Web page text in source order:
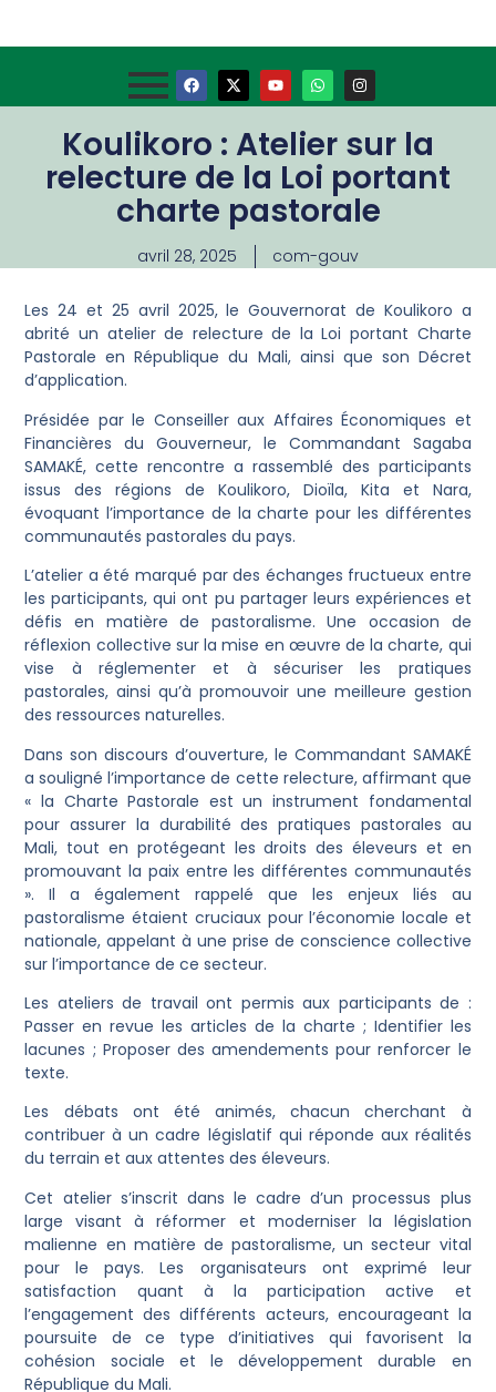
Koulikoro : Atelier sur la
relecture de la Loi portant
charte pastorale
avril 28, 2025 com-gouv
Les 24 et 25 avril 2025, le Gouvernorat de Koulikoro a
abrité un atelier de relecture de la Loi portant Charte
Pastorale en République du Mali, ainsi que son Décret
d’application.
Présidée par le Conseiller aux Affaires Économiques et
Financières du Gouverneur, le Commandant Sagaba
SAMAKÉ, cette rencontre a rassemblé des participants
issus des régions de Koulikoro, Dioïla, Kita et Nara,
évoquant l’importance de la charte pour les différentes
communautés pastorales du pays.
L’atelier a été marqué par des échanges fructueux entre
les participants, qui ont pu partager leurs expériences et
défis en matière de pastoralisme. Une occasion de
réflexion collective sur la mise en œuvre de la charte, qui
vise à réglementer et à sécuriser les pratiques
pastorales, ainsi qu’à promouvoir une meilleure gestion
des ressources naturelles.
Dans son discours d’ouverture, le Commandant SAMAKÉ
a souligné l’importance de cette relecture, affirmant que
« la Charte Pastorale est un instrument fondamental
pour assurer la durabilité des pratiques pastorales au
Mali, tout en protégeant les droits des éleveurs et en
promouvant la paix entre les différentes communautés
». Il a également rappelé que les enjeux liés au
pastoralisme étaient cruciaux pour l’économie locale et
nationale, appelant à une prise de conscience collective
sur l’importance de ce secteur.
Les ateliers de travail ont permis aux participants de :
Passer en revue les articles de la charte ; Identifier les
lacunes ; Proposer des amendements pour renforcer le
texte.
Les débats ont été animés, chacun cherchant à
contribuer à un cadre législatif qui réponde aux réalités
du terrain et aux attentes des éleveurs.
Cet atelier s’inscrit dans le cadre d’un processus plus
large visant à réformer et moderniser la législation
malienne en matière de pastoralisme, un secteur vital
pour le pays. Les organisateurs ont exprimé leur
satisfaction quant à la participation active et
l’engagement des différents acteurs, encourageant la
poursuite de ce type d’initiatives qui favorisent la
cohésion sociale et le développement durable en
République du Mali.